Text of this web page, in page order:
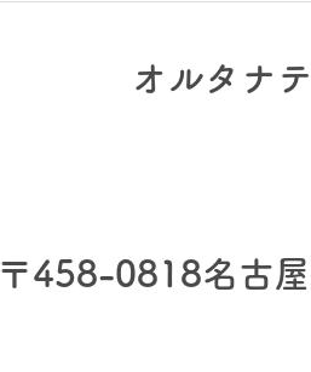
オルタナ
〒458-0818名古